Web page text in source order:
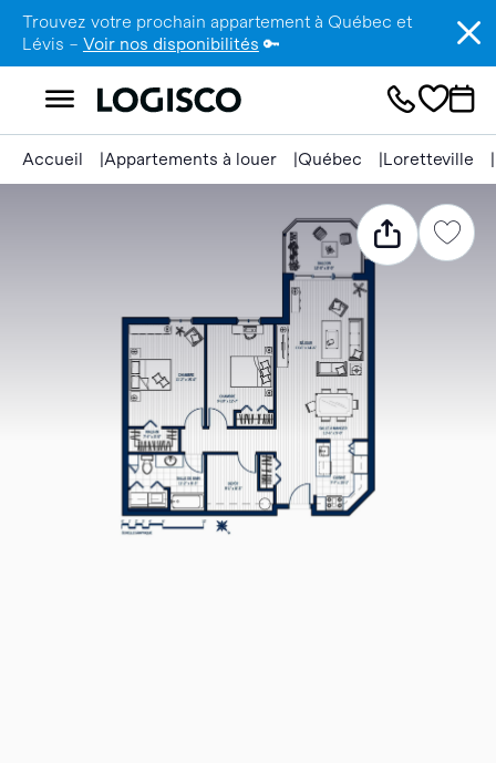
Trouvez votre prochain appartement à Québec et
Lévis – Voir nos disponibilités 🔑
Accueil Appartements à louer Québec Loretteville